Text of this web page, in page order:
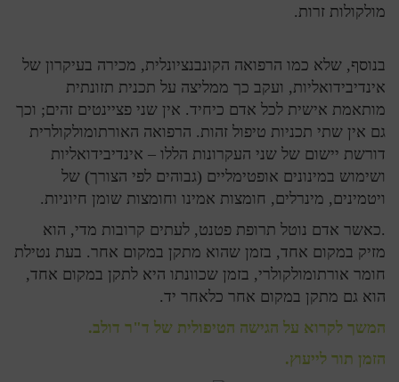
מולקולות זרות.
בנוסף, שלא כמו הרפואה הקונבנציונלית, מכירה בעיקרון של
אינדיבידואליות, ועקב כך ממליצה על תכנית תזונתית
מותאמת אישית לכל אדם כיחיד. אין שני פציינטים זהים; וכך
גם אין שתי תכניות טיפול זהות. הרפואה האורתומולקולרית
דורשת יישום של שני העקרונות הללו – אינדיבידואליות
ושימוש במינונים אופטימליים (גבוהים לפי הצורך) של
ויטמינים, מינרלים, חומצות אמינו וחומצות שומן חיוניות.
.כאשר אדם נוטל תרופת פטנט, לעתים קרובות מדי, הוא
מזיק במקום אחד, בזמן שהוא מתקן במקום אחר. בעת נטילת
חומר אורתומולקולרי, בזמן שכוונתו היא לתקן במקום אחד,
הוא גם מתקן במקום אחר כלאחר יד.
המשך לקרוא על הגישה הטיפולית של ד"ר דולב.
הזמן תור לייעוץ.